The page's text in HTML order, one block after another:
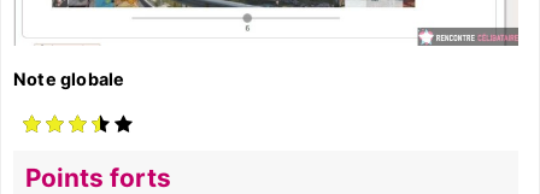
Note globale
Points forts